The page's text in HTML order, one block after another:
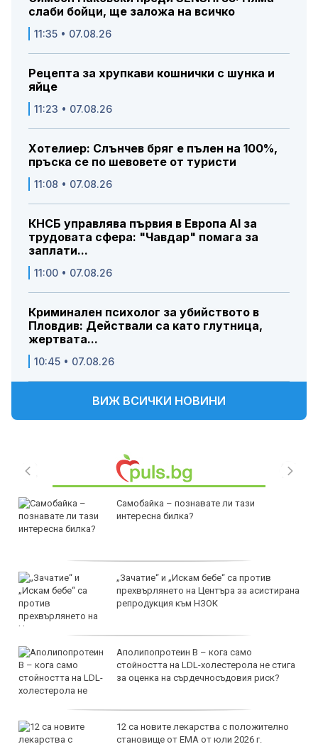
слаби бойци, ще заложа на всичко
11:35 • 07.08.26
Рецепта за хрупкави кошнички с шунка и
яйце
11:23 • 07.08.26
Хотелиер: Слънчев бряг е пълен на 100%,
пръска се по шевовете от туристи
11:08 • 07.08.26
КНСБ управлява първия в Европа AI за
трудовата сфера: "Чавдар" помага за
заплати...
11:00 • 07.08.26
Криминален психолог за убийството в
Пловдив: Действали са като глутница,
жертвата...
10:45 • 07.08.26
ВИЖ ВСИЧКИ НОВИНИ
Самобайка – познавате ли тази
интересна билка?
„Зачатие“ и „Искам бебе“ са против
прехвърлянето на Центъра за асистирана
репродукция към НЗОК
Аполипопротеин B – кога само
стойността на LDL-холестерола не стига
за оценка на сърдечносъдовия риск?
12 са новите лекарства с положително
становище от ЕМА от юли 2026 г.